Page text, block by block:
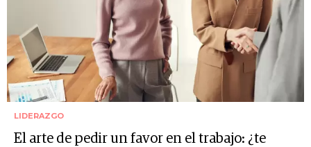
LIDERAZGO
El arte de pedir un favor en el trabajo: ¿te